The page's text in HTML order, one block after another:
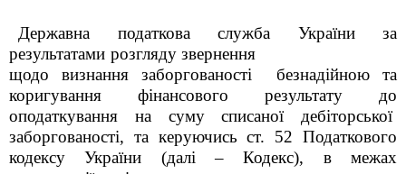
Державна податкова служба України за
результатами розгляду звернення
щодо визнання заборгованості безнадійною та
коригування фінансового результату до
оподаткування на суму списаної дебіторської
заборгованості, та керуючись ст. 52 Податкового
кодексу України (далі – Кодекс), в межах